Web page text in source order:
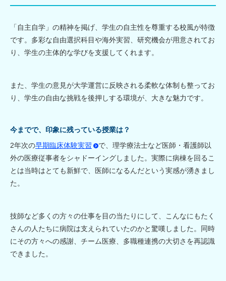
「自主自学」の精神を掲げ、学生の自主性を尊重する校風が特徴
です。多彩な自由選択科目や海外実習、研究機会が用意されてお
り、学生の主体的な学びを支援してくれます。
また、学生の意見が大学運営に反映される柔軟な体制も整ってお
り、学生の自由な挑戦を後押しする環境が、大きな魅力です。
今までで、印象に残っている授業は？
2年次の早期臨床体験実習
で、理学療法士など医師・看護師以
外の医療従事者をシャドーイングしました。実際に病棟を回るこ
とは当時はとても新鮮で、医師になるんだという実感が湧きまし
た。
技師など多くの方々の仕事を目の当たりにして、こんなにもたく
さんの人たちに病院は支えられていたのかと驚嘆しました。同時
にその方々への感謝、チーム医療、多職種連携の大切さを再認識
できました。